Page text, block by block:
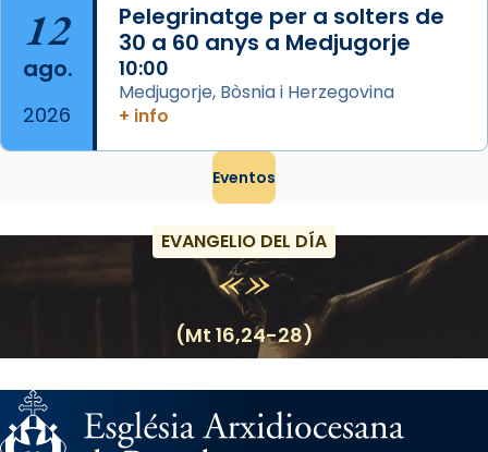
12
ago.
2026
Pelegrinatge per a solters de
30 a 60 anys a Medjugorje
10:00
Medjugorje, Bòsnia i Herzegovina
+ info
Eventos
EVANGELIO DEL DÍA
(Mt 16,24-28)